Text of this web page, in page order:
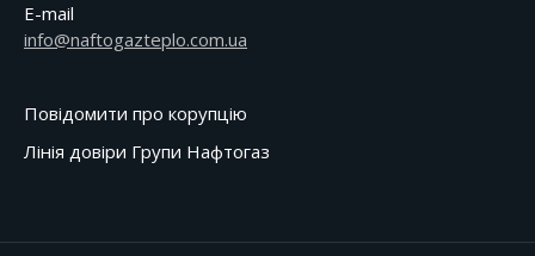
E-mail
info@naftogazteplo.com.ua
Повідомити про корупцію
Лінія довіри Групи Нафтогаз